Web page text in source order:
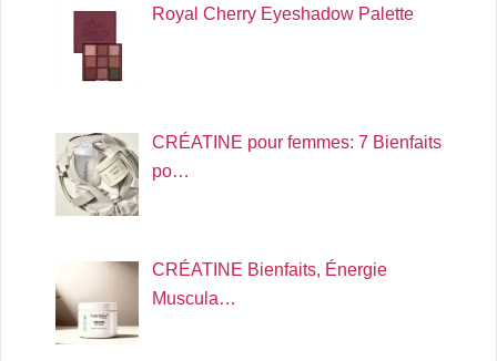
Royal Cherry Eyeshadow Palette
CRÉATINE pour femmes: 7 Bienfaits
po…
CRÉATINE Bienfaits, Énergie
Muscula…